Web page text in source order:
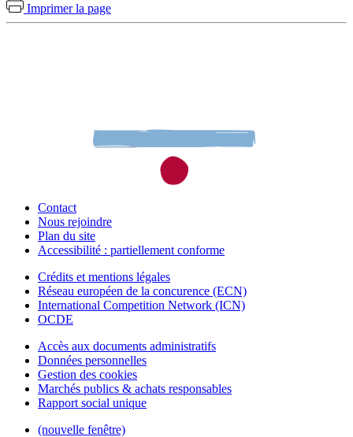
Imprimer la page
Contact
Nous rejoindre
Plan du site
Accessibilité : partiellement conforme
Crédits et mentions légales
Réseau européen de la concurence (ECN)
International Competition Network (ICN)
OCDE
Accès aux documents administratifs
Données personnelles
Gestion des cookies
Marchés publics & achats responsables
Rapport social unique
(nouvelle fenêtre)